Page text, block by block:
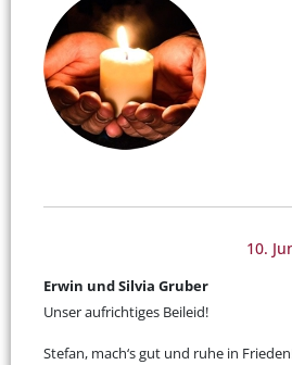
10.
Erwin und Silvia Gruber
Unser aufrichtiges Beileid!
Stefan, mach‘s gut und ruhe in